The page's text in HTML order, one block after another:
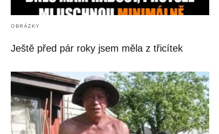
OBRÁZKY
Ještě před pár roky jsem měla z třicítek